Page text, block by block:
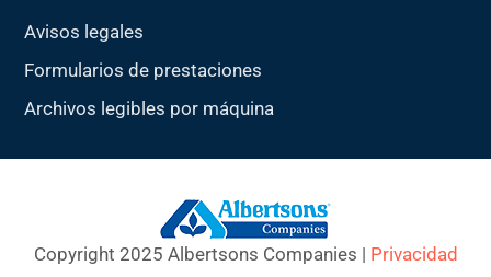
Avisos legales
Formularios de prestaciones
Archivos legibles por máquina
Copyright 2025 Albertsons Companies | Privacidad